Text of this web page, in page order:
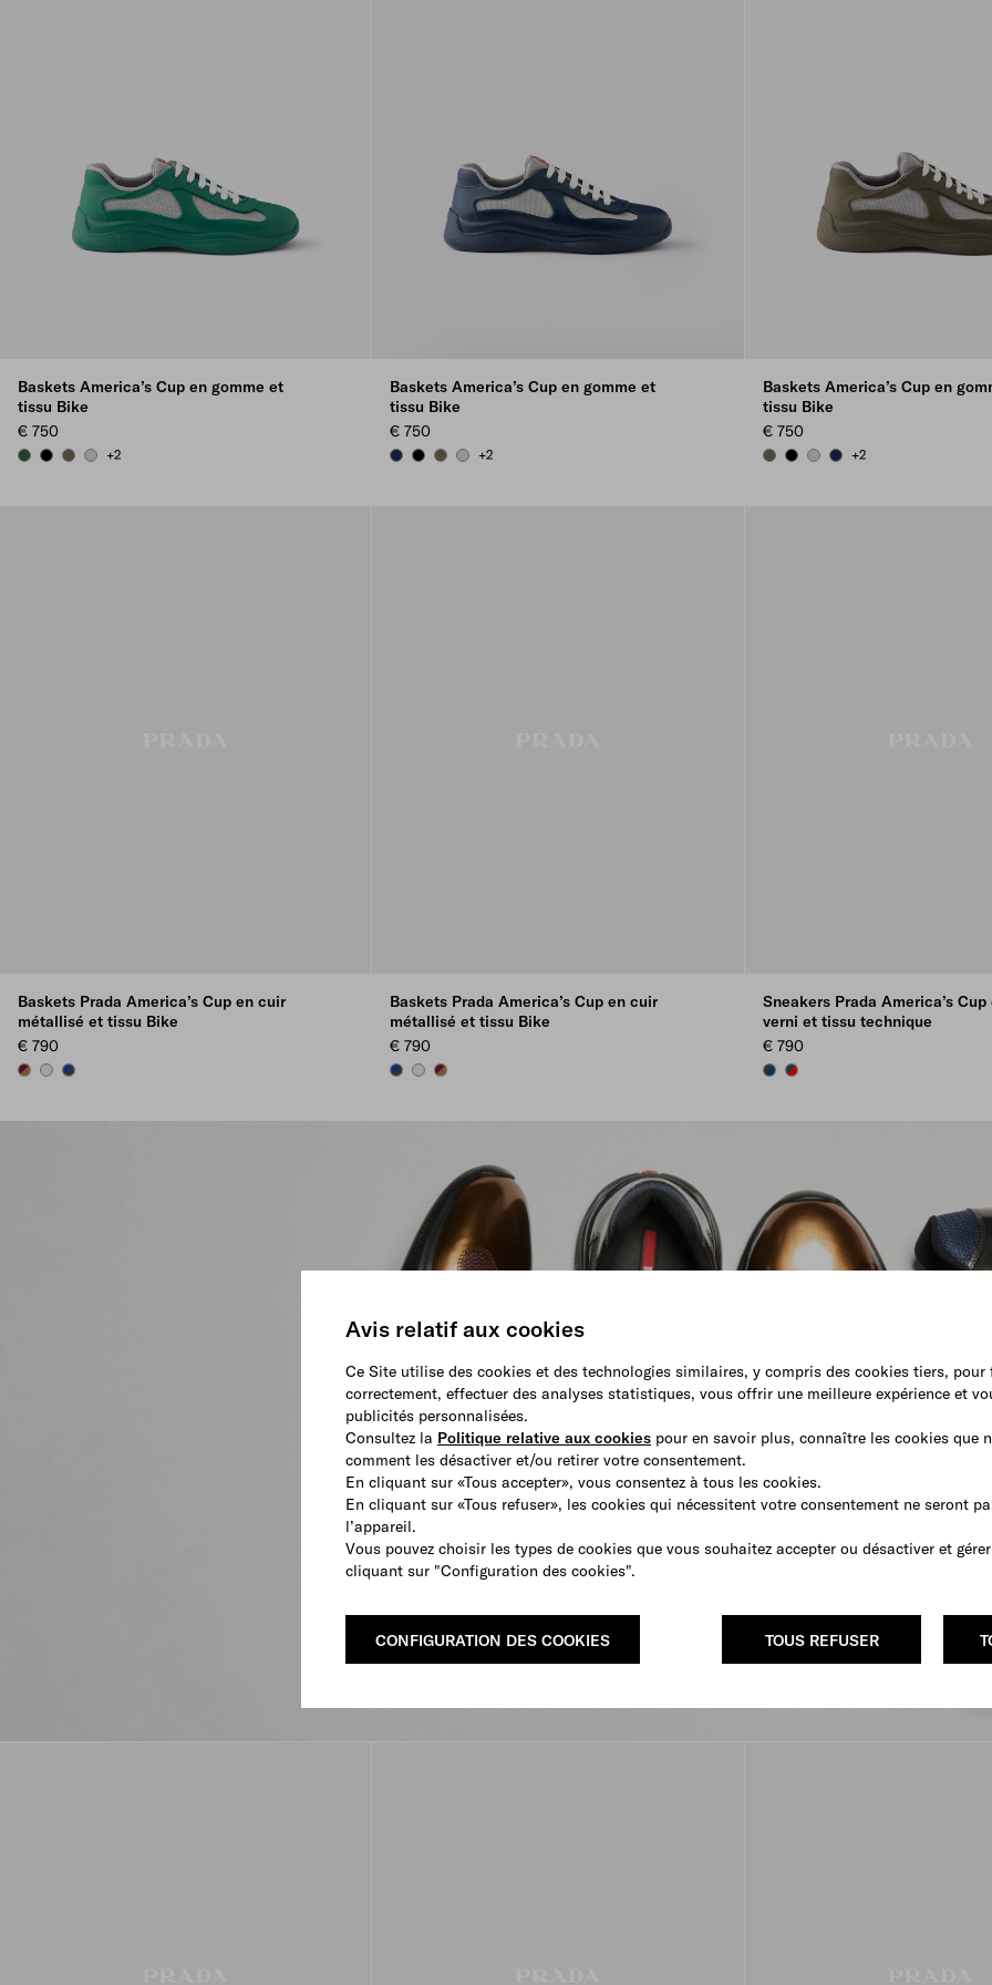
Avis relatif aux cookies
Ce Site utilise des cookies et des technologies similaires, y compris des cookies tiers,
correctement, effectuer des analyses statistiques, vous offrir une meilleure expérience et
publicités personnalisées.
Consultez la Politique relative aux cookies pour en savoir plus, connaître les cookies que
comment les désactiver et/ou retirer votre consentement.
En cliquant sur «Tous accepter», vous consentez à tous les cookies.
En cliquant sur «Tous refuser», les cookies qui nécessitent votre consentement ne seront
l’appareil.
Vous pouvez choisir les types de cookies que vous souhaitez accepter ou désactiver et
cliquant sur "Configuration des cookies".
TOUS REFUSER
CONFIGURATION DES COOKIES
Baskets America’s Cup en gomme et
tissu Bike
€ 750
BILLIARD GREEN
BLACKFOREST GREEN
STEEL GRAY
+2
Baskets America’s Cup en gomme et
tissu Bike
€ 750
ROYAL BLUE
BLACKFOREST GREEN
STEEL GRAY
+2
Baskets America’s Cup en
tissu Bike
€ 750
FOREST GREEN
BLACKSTEEL GRAY
ROYAL BLUE
+2
Baskets Prada America’s Cup en cuir
métallisé et tissu Bike
€ 790
BRASS/BURGUNDY
SILVERANTHRACITE/INK
Baskets Prada America’s Cup en cuir
métallisé et tissu Bike
€ 790
ANTHRACITE/INK
SILVERBRASS/BURGUNDY
Sneakers Prada America’s
verni et tissu technique
€ 790
SAPPHIRE/ANTHRACITE
RED/ANTHRACITE